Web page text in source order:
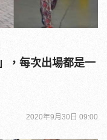
，每次出場都是一
2020年9月30日 09:00